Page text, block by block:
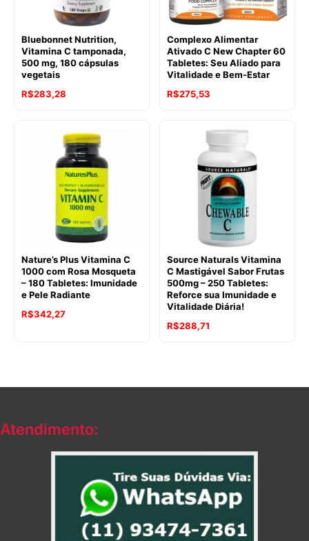
Bluebonnet Nutrition,
Vitamina C tamponada,
500 mg, 180 cápsulas
vegetais
R$283,28
Complexo Alimentar
Ativado C New Chapter 60
Tabletes: Seu Aliado para
Vitalidade e Bem-Estar
R$275,53
Nature’s Plus Vitamina C
1000 com Rosa Mosqueta
– 180 Tabletes: Imunidade
e Pele Radiante
R$342,27
Source Naturals Vitamina
C Mastigável Sabor Frutas
500mg – 250 Tabletes:
Reforce sua Imunidade e
Vitalidade Diária!
R$288,71
Atendimento: